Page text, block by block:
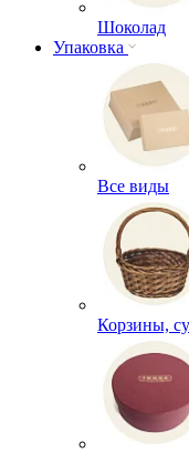
Шоколад
Упаковка
Все виды
Корзины,